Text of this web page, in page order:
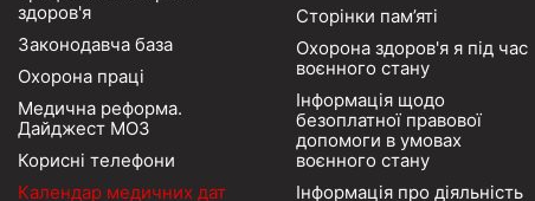
здоров'я
Законодавча база
Охорона праці
Медична реформа.
Дайджест МОЗ
Корисні телефони
Календар медичних дат
Сторінки пам’яті
Охорона здоров'я я під час
воєнного стану
Інформація щодо
безоплатної правової
допомоги в умовах
воєнного стану
Інформація про діяльність